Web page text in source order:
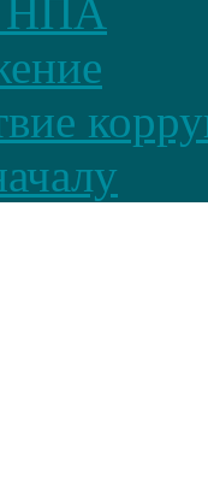
НПА